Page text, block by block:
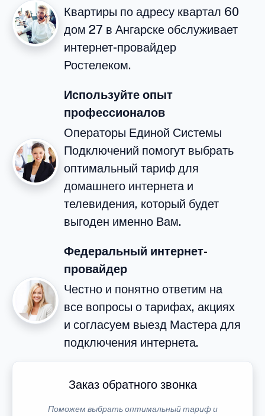
Квартиры по адресу квартал 60
дом 27 в Ангарске обслуживает
интернет-провайдер
Ростелеком.
Используйте опыт
профессионалов
Операторы Единой Системы
Подключений помогут выбрать
оптимальный тариф для
домашнего интернета и
телевидения, который будет
выгоден именно Вам.
Федеральный интернет-
провайдер
Честно и понятно ответим на
все вопросы о тарифах, акциях
и согласуем выезд Мастера для
подключения интернета.
Заказ обратного звонка
Поможем выбрать оптимальный тариф и